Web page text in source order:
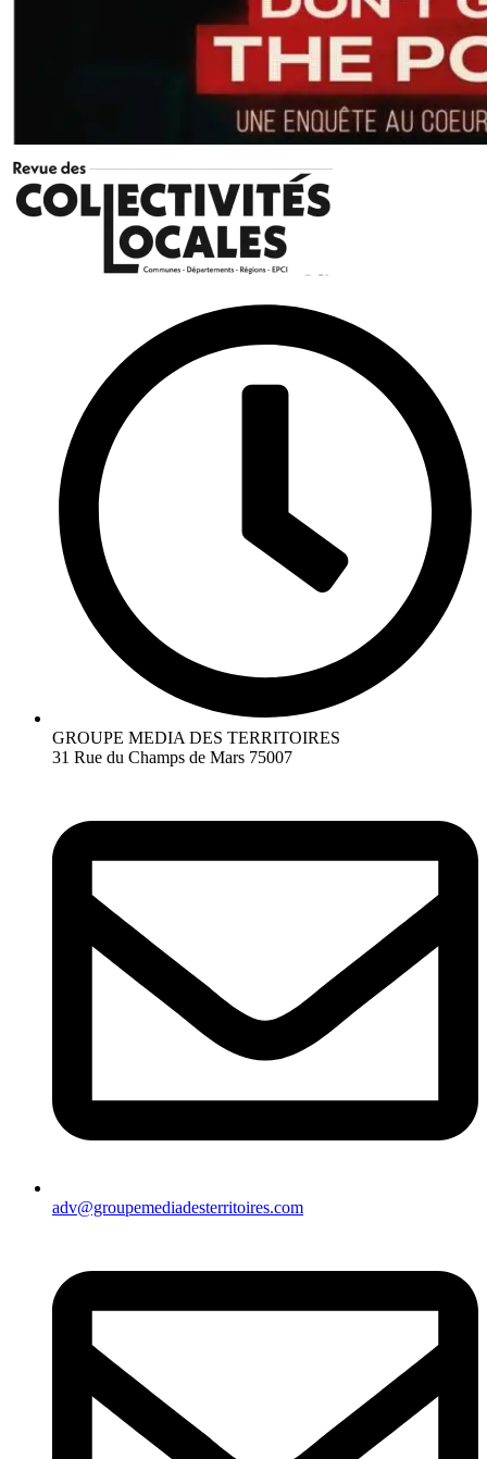
GROUPE MEDIA DES TERRITOIRES
31 Rue du Champs de Mars 75007
adv@groupemediadesterritoires.com